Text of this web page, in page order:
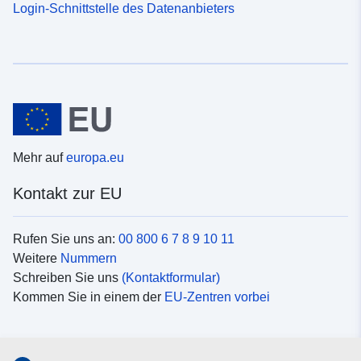
Login-Schnittstelle des Datenanbieters
Mehr aufeuropa.eu
Kontakt zur EU
Rufen Sie uns an: 00 800 6 7 8 9 10 11
Weitere Nummern
Schreiben Sie uns (Kontaktformular)
Kommen Sie in einem der EU-Zentren vorbei